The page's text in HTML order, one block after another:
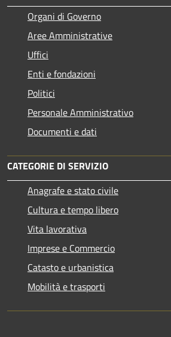
Organi di Governo
Aree Amministrative
Uffici
Enti e fondazioni
Politici
Personale Amministrativo
Documenti e dati
CATEGORIE DI SERVIZIO
Anagrafe e stato civile
Cultura e tempo libero
Vita lavorativa
Imprese e Commercio
Catasto e urbanistica
Mobilità e trasporti